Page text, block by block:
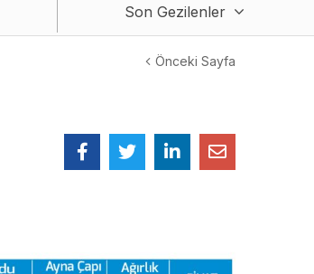
Son Gezilenler
Önceki Sayfa